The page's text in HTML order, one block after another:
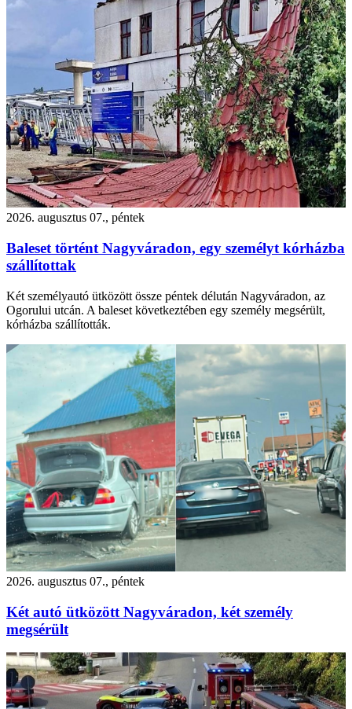
2026. augusztus 07., péntek
Baleset történt Nagyváradon, egy személyt kórházba
szállítottak
Két személyautó ütközött össze péntek délután Nagyváradon, az
Ogorului utcán. A baleset következtében egy személy megsérült,
kórházba szállították.
2026. augusztus 07., péntek
Két autó ütközött Nagyváradon, két személy
megsérült